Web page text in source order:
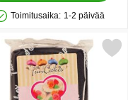
Varastossa
Toimitusaika: 1-2 päivää
suosikiksi
Merkitse musta